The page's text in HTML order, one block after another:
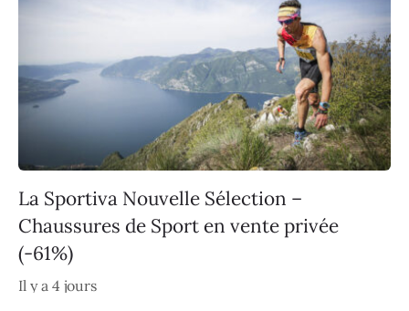
La Sportiva Nouvelle Sélection –
Chaussures de Sport en vente privée
(-61%)
Il y a 4 jours